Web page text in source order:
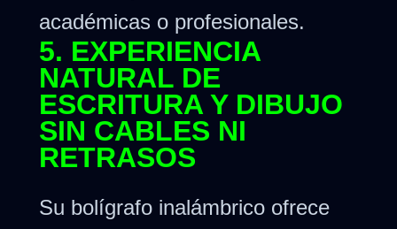
académicas o profesionales.
5. EXPERIENCIA
NATURAL DE
ESCRITURA Y DIBUJO
SIN CABLES NI
RETRASOS
Su bolígrafo inalámbrico ofrece